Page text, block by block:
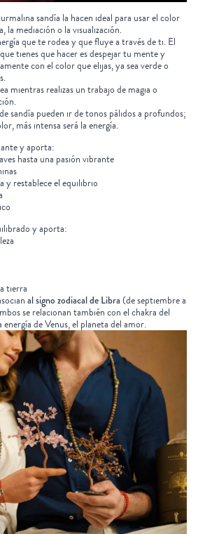
sandía la hacen ideal para usar el color
la mediación o la visualización.
que te rodea y que fluye a través de ti. El
tienes que hacer es despejar tu mente y
con el color que elijas, ya sea verde o
mientras realizas un trabajo de magia o
sandía pueden ir de tonos pálidos a profundos;
más intensa será la energía.
y aporta:
hasta una pasión vibrante
y restablece el equilibrio
y aporta:
tierra
al signo zodiacal de Libra (de septiembre a
se relacionan también con el chakra del
de Venus, el planeta del amor.